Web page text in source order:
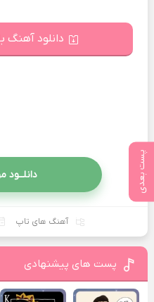
پست بعدی
دانلود آهنگ
دانلــود
آهنگ های تاپ
پست های پیشنهادی